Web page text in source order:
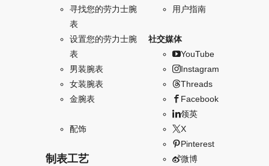
寻找您的劳力士腕
表
设置您的劳力士腕
表
男装腕表
女装腕表
金腕表
配饰
制表工艺
用户指南
社交媒体
YouTube
Instagram
Threads
Facebook
领英
X
Pinterest
微博